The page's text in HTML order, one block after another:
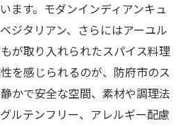
ます。モダンインディアンキュ
ジタリアン、さらにはアーユル
が取り入れられたスパイス料理
を感じられるのが、防府市のス
かで安全な空間、素材や調理法
ルテンフリー、アレルギー配慮